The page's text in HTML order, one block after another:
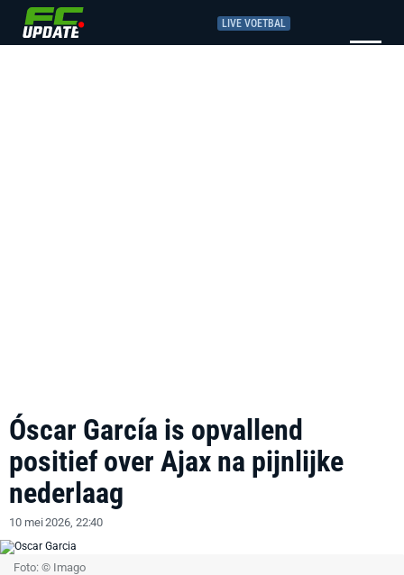
LIVE VOETBAL
Óscar García is opvallend
positief over Ajax na pijnlijke
nederlaag
10 mei 2026, 22:40
Foto: © Imago